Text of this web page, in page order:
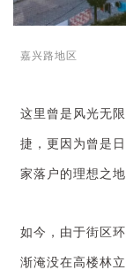
嘉兴路地区
这里曾是风光无
捷，更因为曾是
家落户的理想之地
如今，由于街区
渐淹没在高楼林